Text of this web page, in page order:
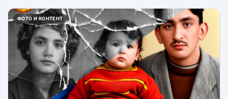
ФОТО И КОНТЕНТ